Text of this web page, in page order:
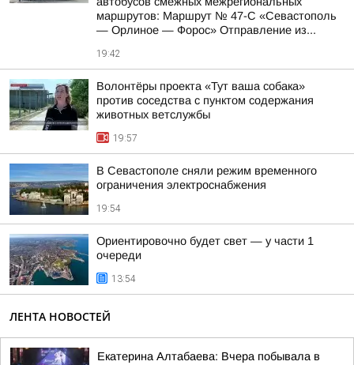
маршрутов: Маршрут № 47-С «Севастополь
— Орлиное — Форос» Отправление из...
19:42
Волонтёры проекта «Тут ваша собака»
против соседства с пунктом содержания
животных ветслужбы
19:57
В Севастополе сняли режим временного
ограничения электроснабжения
19:54
Ориентировочно будет свет — у части 1
очереди
13:54
ЛЕНТА НОВОСТЕЙ
Екатерина Алтабаева: Вчера побывала в